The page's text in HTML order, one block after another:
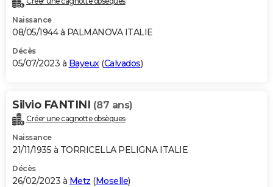
Naissance
08/05/1944 à PALMANOVA ITALIE
Décès
05/07/2023 à Bayeux(Calvados)
Silvio FANTINI (87 ans)
Créer une cagnotte obsèques
Naissance
21/11/1935 à TORRICELLA PELIGNA ITALIE
Décès
26/02/2023 à Metz (Moselle)